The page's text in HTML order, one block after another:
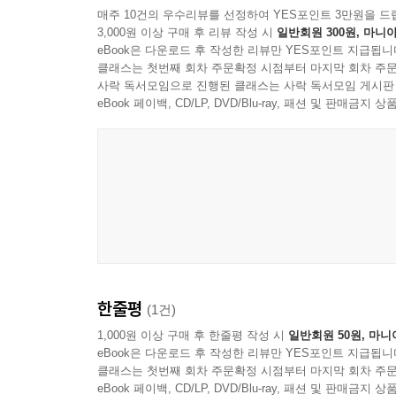
12.1 복잡한 수식 작성하기 140
12.2 프로그래밍 연습문제 143
13장 몫과 나머지 예제 146
13.1 들어가기 146
14.6 복습문제: 객관식 172
14.7 프로그래밍 연습문제 174
3부 복습문제 176
· 제4부: 결정 제어 구조를 순서도와 다양한 예제로
· 제5부: 루프 제어 구조를 순서도와 다양한 예제로
· 제6부: 파이썬 리스트를 순서도와 다양한 예제로
· 제7부: 부프로그램(함수와 프로시저)을 순서도와
매주 10건의 우수리뷰를 선정하여 YES포인트 3만원을 드
3,000원 이상 구매 후 리뷰 작성 시 일반회원 300원, 마니
eBook은 다운로드 후 작성한 리뷰만 YES포인트 지급됩니
클래스는 첫번째 회차 주문확정 시점부터 마지막 회차 주
사락 독서모임으로 진행된 클래스는 사락 독서모임 게시
eBook 페이백, CD/LP, DVD/Blu-ray, 패션 및 판매금지 상
한줄평 (1건)
1,000원 이상 구매 후 한줄평 작성 시 일반회원 50원, 마니
eBook은 다운로드 후 작성한 리뷰만 YES포인트 지급됩니
클래스는 첫번째 회차 주문확정 시점부터 마지막 회차 주
eBook 페이백, CD/LP, DVD/Blu-ray, 패션 및 판매금지 상